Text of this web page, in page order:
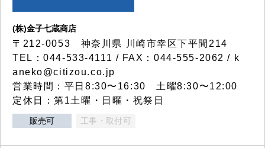
(株)金子七蔵商店
〒212-0053 神奈川県 川崎市幸区下平間214
TEL：044-533-4111 / FAX：044-555-2062 / k
aneko@citizou.co.jp
営業時間：平日8:30〜16:30 土曜8:30〜12:00
定休日：第1土曜・日曜・祝祭日
販売可 工事・取付可